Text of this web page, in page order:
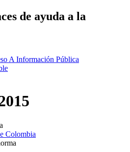
de ayuda a la
A Información Pública
Colombia